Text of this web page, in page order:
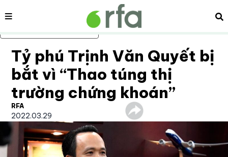
Bỏ qua nội dung chính
Nội dung
Tỷ phú Trịnh Văn Quyết bị
bắt vì “Thao túng thị
trường chứng khoán”
RFA
2022.03.29